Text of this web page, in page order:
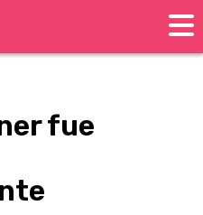
fue